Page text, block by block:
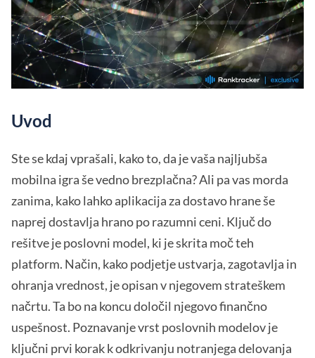
Uvod
Ste se kdaj vprašali, kako to, da je vaša najljubša
mobilna igra še vedno brezplačna? Ali pa vas morda
zanima, kako lahko aplikacija za dostavo hrane še
naprej dostavlja hrano po razumni ceni. Ključ do
rešitve je poslovni model, ki je skrita moč teh
platform. Način, kako podjetje ustvarja, zagotavlja in
ohranja vrednost, je opisan v njegovem strateškem
načrtu. Ta bo na koncu določil njegovo finančno
uspešnost. Poznavanje vrst poslovnih modelov je
ključni prvi korak k odkrivanju notranjega delovanja